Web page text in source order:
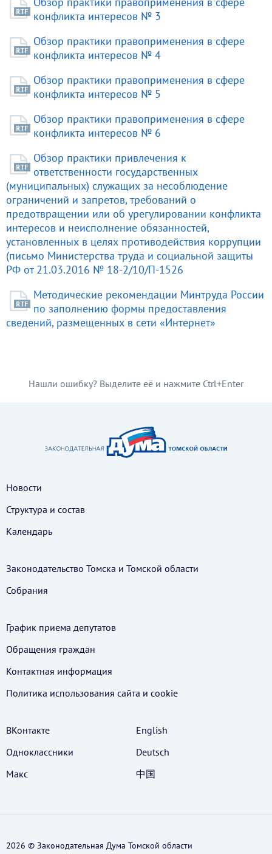
конфликта интересов № 3
Обзор практики правоприменения в сфере
конфликта интересов № 4
Обзор практики правоприменения в сфере
конфликта интересов № 5
Обзор практики правоприменения в сфере
конфликта интересов № 6
Обзор практики привлечения к
ответственности государственных
(муниципальных) служащих за несоблюдение
ограничений и запретов, требований о
предотвращении или об урегулировании конфликта
интересов и неисполнение обязанностей,
установленных в целях противодействия коррупции
(письмо Министерства труда и социальной защиты
РФ от 21.03.2016 № 18-2/10/П-1526
Методические рекомендации Минтруда России
по заполнению формы предоставления
сведений, размещенных в сети «Интернет»
Нашли ошибку? Выделите её и нажмите Ctrl+Enter
Новости
Структура и состав
Календарь
Законодательство Томска и Томской области
Собрания
График приема депутатов
Обращения граждан
Контактная информация
Политика использования cайта и cookie
ВКонтакте
Одноклассники
Макс
English
Deutsch
中国
2026 © Законодательная Дума Томской области